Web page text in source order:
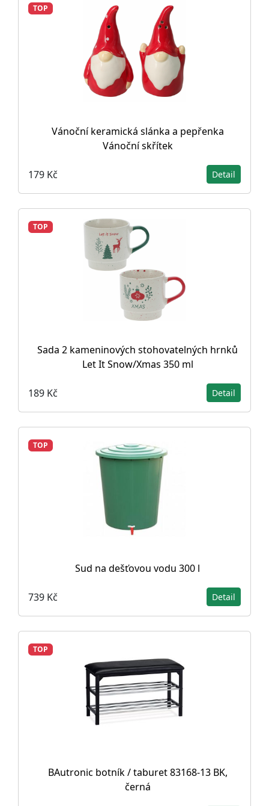
TOP
Vánoční keramická slánka a pepřenka
Vánoční skřítek
179 Kč Detail
TOP
Sada 2 kameninových stohovatelných hrnků
Let It Snow/Xmas 350 ml
189 Kč Detail
TOP
Sud na dešťovou vodu 300 l
739 Kč Detail
TOP
BAutronic botník / taburet 83168-13 BK,
černá